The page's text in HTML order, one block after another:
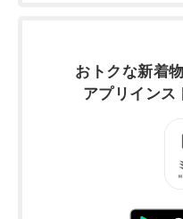
おトクな新着
アプリインス